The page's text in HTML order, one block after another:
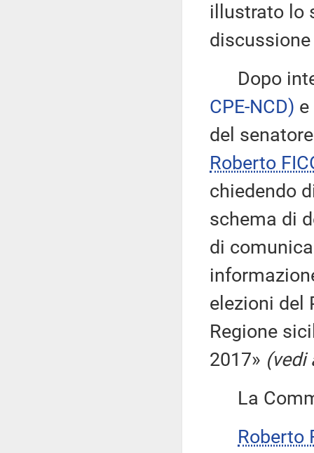
illustrato lo
Dopo
CPE-NCD) e
del
Roberto
chiedendo
schema di
di
elezioni del
Regione
2017» (vedi
La
Roberto